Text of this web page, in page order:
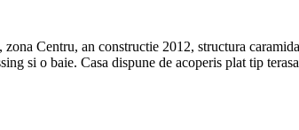
Centru, an constructie 2012, structura
si o baie. Casa dispune de acoperis plat tip